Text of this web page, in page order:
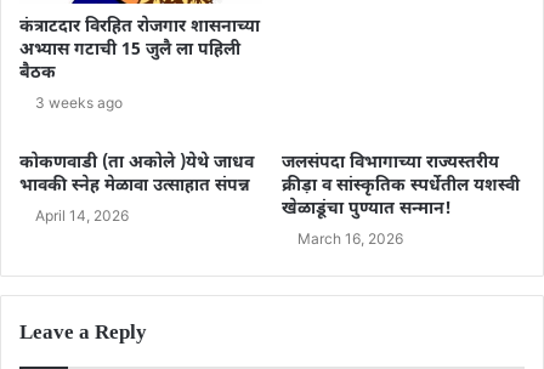
कंत्राटदार विरहित रोजगार शासनाच्या
अभ्यास गटाची 15 जुलै ला पहिली
बैठक
3 weeks ago
कोकणवाडी (ता अकोले )येथे जाधव
भावकी स्नेह मेळावा उत्साहात संपन्न
April 14, 2026
जलसंपदा विभागाच्या राज्यस्तरीय
क्रीड़ा व सांस्कृतिक स्पर्धेतील यशस्वी
खेळाडूंचा पुण्यात सन्मान!
March 16, 2026
Leave a Reply